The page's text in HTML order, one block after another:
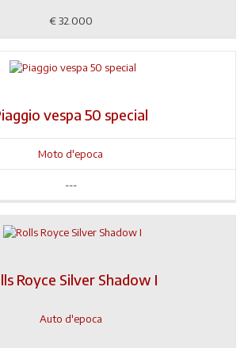
€ 32.000
vespa 50 special
Moto d'epoca
---
Royce Silver Shadow I
Auto d'epoca